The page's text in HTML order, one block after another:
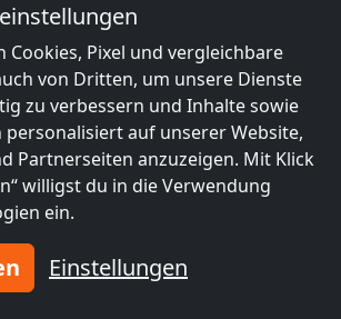
Cookies, Pixel und vergleichbare
von Dritten, um unsere Dienste
zu verbessern und Inhalte sowie
personalisiert auf unserer Website,
Partnerseiten anzuzeigen. Mit Klick
willigst du in die Verwendung
ein.
Einstellungen